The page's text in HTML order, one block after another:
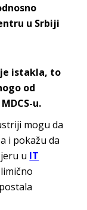
u Srbiji
istakla, to
od
u.
mogu da
i pokažu da
u IT